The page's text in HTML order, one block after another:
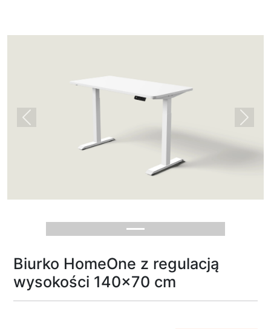
Previous Next
Biurko HomeOne z regulacją
wysokości 140x70 cm